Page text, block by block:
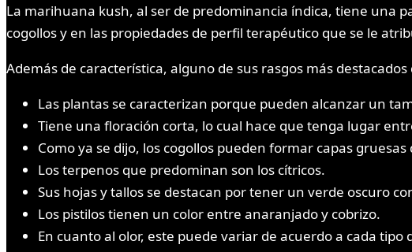
La marihuana kush, al ser de predominancia índica, tiene una
cogollos y en las propiedades de perfil terapéutico que se le
Además de característica, alguno de sus rasgos más
Las plantas se caracterizan porque pueden alcanzar un
Tiene una floración corta, lo cual hace que tenga lugar
Como ya se dijo, los cogollos pueden formar capas gruesas
Los terpenos que predominan son los cítricos.
Sus hojas y tallos se destacan por tener un verde oscuro
Los pistilos tienen un color entre anaranjado y cobrizo.
En cuanto al olor, este puede variar de acuerdo a cada